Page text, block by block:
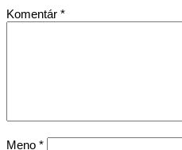
Komentár *
Meno *